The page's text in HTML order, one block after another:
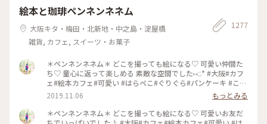
筍 #さわら #玄米茶 #京料理 #京野菜 #japan #japanesefood
#breakfast
絵本と珈琲ペンネンネネム
大阪キタ・梅田・北新地・中之島・淀屋橋
雑貨, カフェ, スイーツ・お菓子
1277
＊ペンネンネネム＊ どこを撮っても絵になる♡ 可愛い仲間た
ち♡ 童心に返って楽しめる 素敵な空間でした⑅︎◡̈︎* #大阪#カフ
ェ#絵本カフェ#可愛い #はらぺこ#ぐりぐら#パンケーキ #こと
りっぷ大阪
2019.11.06
もっとみる
＊ペンネンネネム＊ どこを撮っても絵になる♡ 可愛いお友だ